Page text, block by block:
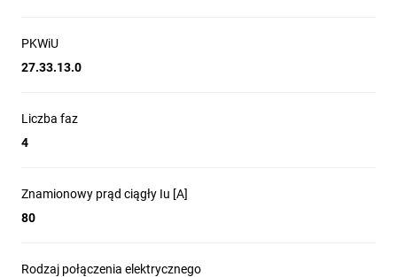
PKWiU
27.33.13.0
Liczba faz
4
Znamionowy prąd ciągły Iu [A]
80
Rodzaj połączenia elektrycznego